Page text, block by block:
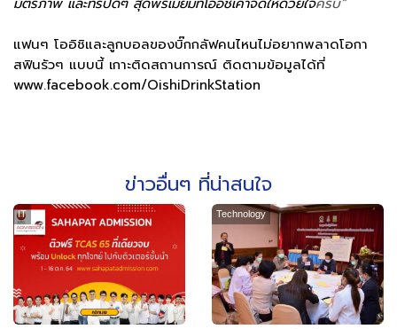
มิตรภาพ และทริปดีๆ สุดพรีเมียมที่โออิชิเค้าจัดให้ด้วยใจครับ”
แฟนๆ โออิชิและลูกบอลของบิ๊กกลัฟคนไหนไม่อยากพลาดโอกา
สฟินรัวๆ แบบนี้ เกาะติดสถานการณ์ ติดตามข้อมูลได้ที่
www.facebook.com/OishiDrinkStation
ข่าวอื่นๆ ที่น่าสนใจ
IT Technology